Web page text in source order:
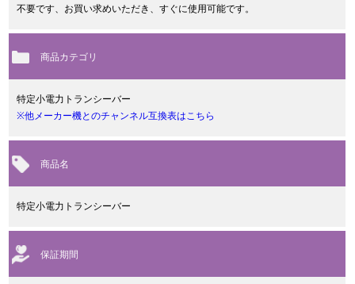
不要です、お買い求めいただき、すぐに使用可能です。
商品カテゴリ
特定小電力トランシーバー
※他メーカー機とのチャンネル互換表はこちら
商品名
特定小電力トランシーバー
保証期間